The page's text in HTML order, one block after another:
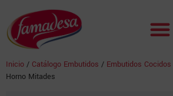
Inicio / Catálogo Embutidos / Embutidos Cocidos
Horno Mitades